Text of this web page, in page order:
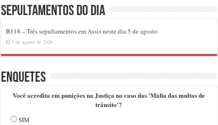
Sepultamentos do dia
B118 – Três sepultamentos em Assis neste dia 5 de agosto
5 de agosto de 2026
Enquetes
Você acredita em punições na Justiça no caso das 'Máfia das multas de
trânsito'?
SIM